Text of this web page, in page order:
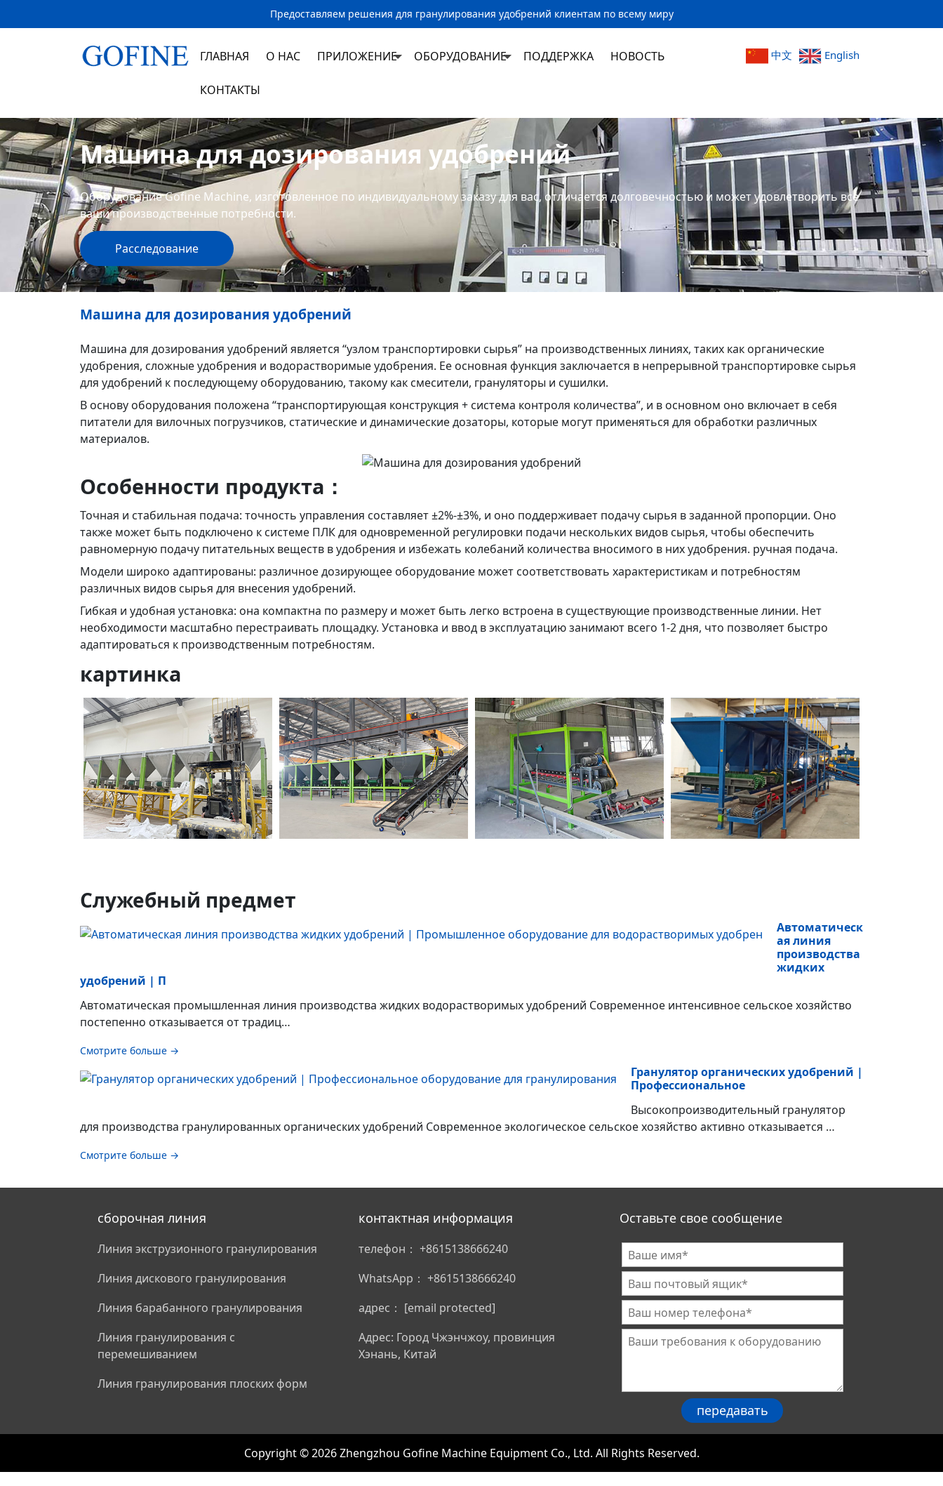
Предоставляем решения для гранулирования удобрений клиентам по всему миру
ГЛАВНАЯ О НАС ПРИЛОЖЕНИЕ ОБОРУДОВАНИЕ ПОДДЕРЖКА НОВОСТЬ
КОНТАКТЫ
中文 English
Машина для дозирования удобрений
Оборудование Gofine Machine, изготовленное по индивидуальному заказу для вас, отличается долговечностью и может удовлетворить все
ваши производственные потребности.
Расследование
Машина для дозирования удобрений
Машина для дозирования удобрений является “узлом транспортировки сырья” на производственных линиях, таких как органические
удобрения, сложные удобрения и водорастворимые удобрения. Ее основная функция заключается в непрерывной транспортировке сырья
для удобрений к последующему оборудованию, такому как смесители, грануляторы и сушилки.
В основу оборудования положена “транспортирующая конструкция + система контроля количества”, и в основном оно включает в себя
питатели для вилочных погрузчиков, статические и динамические дозаторы, которые могут применяться для обработки различных
материалов.
Особенности продукта：
Точная и стабильная подача: точность управления составляет ±2%-±3%, и оно поддерживает подачу сырья в заданной пропорции. Оно
также может быть подключено к системе ПЛК для одновременной регулировки подачи нескольких видов сырья, чтобы обеспечить
равномерную подачу питательных веществ в удобрения и избежать колебаний количества вносимого в них удобрения. ручная подача.​
Модели широко адаптированы: различное дозирующее оборудование может соответствовать характеристикам и потребностям
различных видов сырья для внесения удобрений.​
Гибкая и удобная установка: она компактна по размеру и может быть легко встроена в существующие производственные линии. Нет
необходимости масштабно перестраивать площадку. Установка и ввод в эксплуатацию занимают всего 1-2 дня, что позволяет быстро
адаптироваться к производственным потребностям.
картинка
Служебный предмет
Автоматическ
ая линия
производства
жидких
удобрений | П
Автоматическая промышленная линия производства жидких водорастворимых удобрений Современное интенсивное сельское хозяйство
постепенно отказывается от традиц…
Смотрите больше →
Гранулятор органических удобрений |
Профессиональное
Высокопроизводительный гранулятор
для производства гранулированных органических удобрений Современное экологическое сельское хозяйство активно отказывается …
Смотрите больше →
сборочная линия
Линия экструзионного гранулирования
Линия дискового гранулирования
Линия барабанного гранулирования
Линия гранулирования с
перемешиванием
Линия гранулирования плоских форм
контактная информация
телефон： +8615138666240
WhatsApp： +8615138666240
адрес： [email protected]
Адрес: Город Чжэнчжоу, провинция
Хэнань, Китай
Оставьте свое сообщение
Copyright © 2026 Zhengzhou Gofine Machine Equipment Co., Ltd. All Rights Reserved.